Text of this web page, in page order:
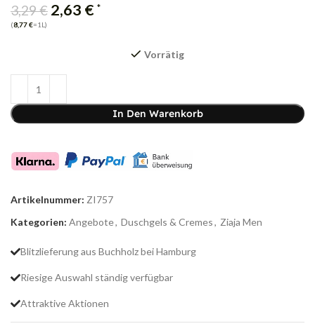
3,29€ 2,63 € *
(8,77€=1L)
Vorrätig
In Den Warenkorb
Artikelnummer: ZI757
Kategorien: Angebote, Duschgels & Cremes, Ziaja Men
Blitzlieferung aus Buchholz bei Hamburg
Riesige Auswahl ständig verfügbar
Attraktive Aktionen